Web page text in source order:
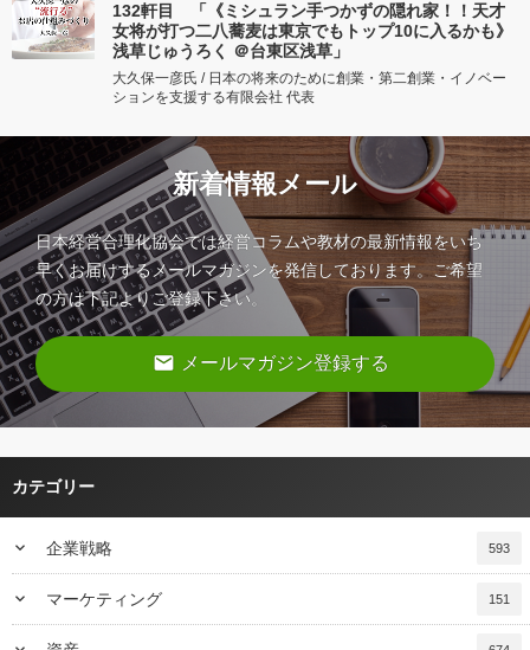
132軒目 「《ミシュラン手つかずの隠れ家！！天才
女将が打つ二八蕎麦は東京でもトップ10に入るかも》
浅草じゅうろく ＠台東区浅草」
大久保一彦氏 / 日本の将来のために創業・第二創業・イノベー
ションを支援する有限会社 代表
新着情報メール
日本経営合理化協会では経営コラムや教材の最新情報をいち
早くお届けするメールマガジンを発信しております。ご希望
の方は下記よりご登録下さい。
email メールマガジン登録する
カテゴリー
keyboard_arrow_down 企業戦略 593
keyboard_arrow_down マーケティング 151